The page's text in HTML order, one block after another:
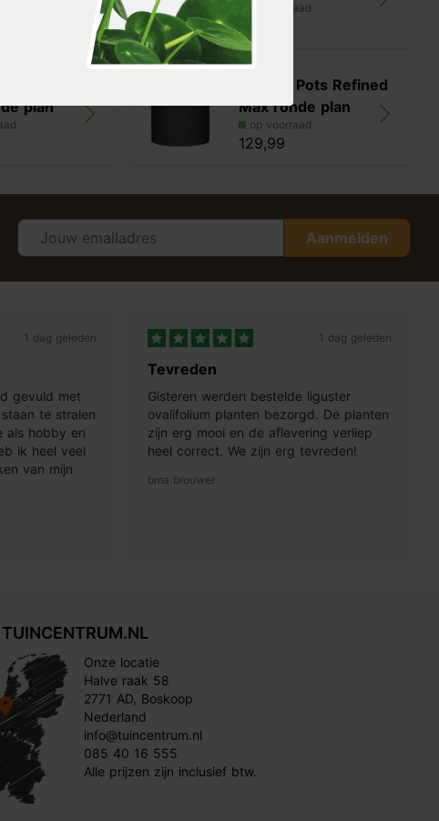
op voorraad
plan
Pottery Pots Refined
Max ronde plan
op voorraad
129,99
Aanmelden
1 dag geleden
gevuld met
te stralen
als hobby en
ik heel veel
van mijn
1 dag geleden
Tevreden
Gisteren werden bestelde liguster
ovalifolium planten bezorgd. De planten
zijn erg mooi en de aflevering verliep
heel correct. We zijn erg tevreden!
bma brouwer
Onze locatie
Halve raak 58
2771 AD, Boskoop
Nederland
info@tuincentrum.nl
085 40 16 555
Alle prijzen zijn inclusief btw.